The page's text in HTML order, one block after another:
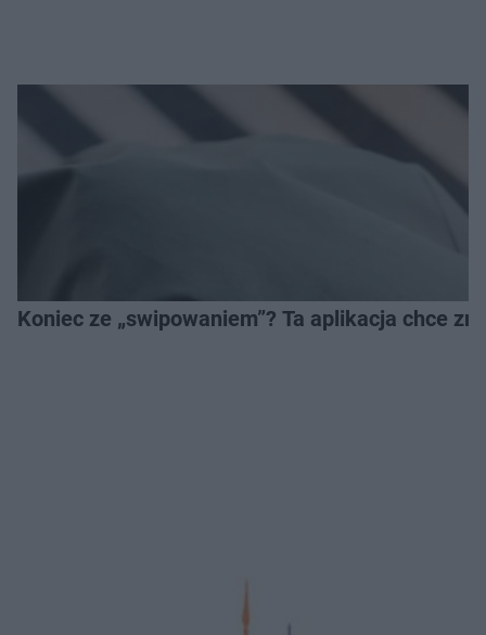
Koniec ze „swipowaniem”? Ta aplikacja chce